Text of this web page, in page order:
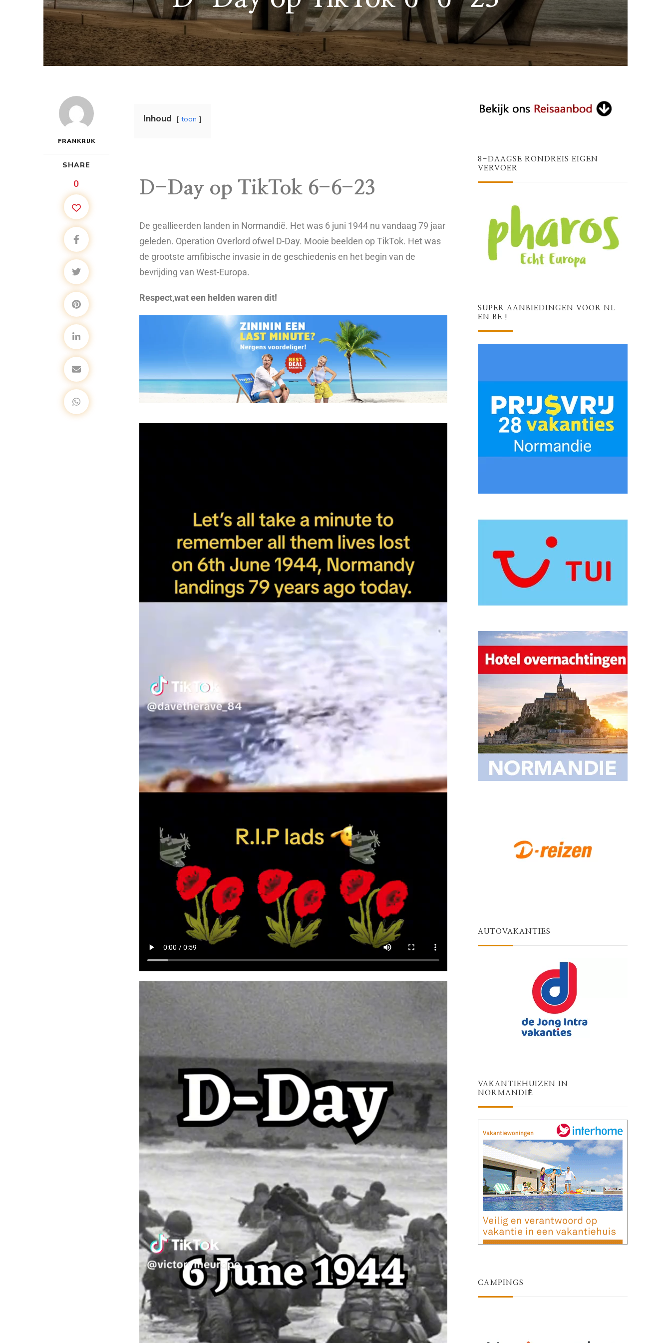
FRANKRIJK
SHARE
0
Inhoud toon
D-Day op TikTok 6-6-23
De geallieerden landen in Normandië. Het was 6 juni 1944 nu vandaag 79 jaar
geleden. Operation Overlord ofwel D-Day. Mooie beelden op TikTok. Het was
de grootste amfibische invasie in de geschiedenis en het begin van de
bevrijding van West-Europa.
Respect,wat een helden waren dit!
8-DAAGSE RONDREIS EIGEN
VERVOER
SUPER AANBIEDINGEN VOOR NL
EN BE !
AUTOVAKANTIES
VAKANTIEHUIZEN IN
NORMANDIË
CAMPINGS